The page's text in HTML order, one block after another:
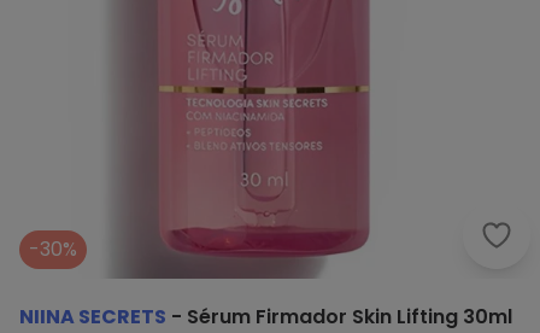
-30%
NIINA SECRETS - Sérum Firmador Skin Lifting 30ml